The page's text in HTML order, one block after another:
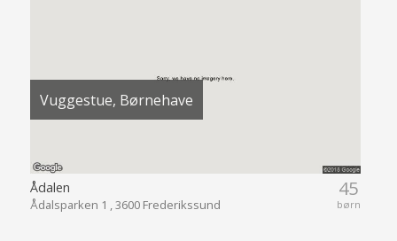
Vuggestue, Børnehave
45
børn
Ådalen
Ådalsparken 1 , 3600 Frederikssund